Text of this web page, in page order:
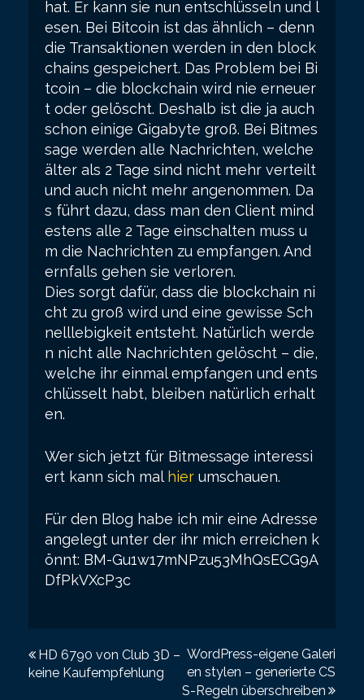
hat. Er kann sie nun entschlüsseln und l
esen. Bei Bitcoin ist das ähnlich – denn
die Transaktionen werden in den block
chains gespeichert. Das Problem bei Bi
tcoin – die blockchain wird nie erneuer
t oder gelöscht. Deshalb ist die ja auch
schon einige Gigabyte groß. Bei Bitmes
sage werden alle Nachrichten, welche
älter als 2 Tage sind nicht mehr verteilt
und auch nicht mehr angenommen. Da
s führt dazu, dass man den Client mind
estens alle 2 Tage einschalten muss u
m die Nachrichten zu empfangen. And
ernfalls gehen sie verloren.
Dies sorgt dafür, dass die blockchain ni
cht zu groß wird und eine gewisse Sch
nelllebigkeit entsteht. Natürlich werde
n nicht alle Nachrichten gelöscht – die,
welche ihr einmal empfangen und ents
chlüsselt habt, bleiben natürlich erhalt
en.
Wer sich jetzt für Bitmessage interessi
ert kann sich mal hier umschauen.
Für den Blog habe ich mir eine Adresse
angelegt unter der ihr mich erreichen k
önnt: BM-Gu1w17mNPzu53MhQsECG9A
DfPkVXcP3c
P
o
HD 6790 von Club 3D –
keine Kaufempfehlung
WordPress-eigene Galeri
en stylen – generierte CS
S-Regeln überschreiben